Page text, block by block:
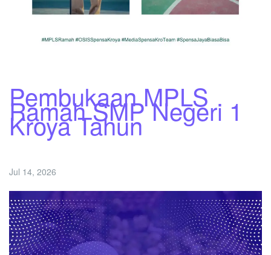
Pembukaan MPLS
Ramah SMP Negeri 1
Kroya Tahun
Jul 14, 2026